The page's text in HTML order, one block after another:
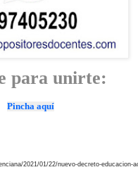
para unirte:
Pincha aquí
2021/01/22/nuevo-decreto-educacion-